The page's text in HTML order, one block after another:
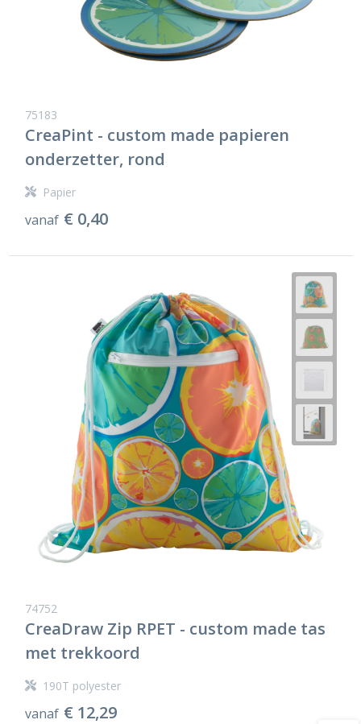
75183
CreaPint - custom made papieren
onderzetter, rond
Papier
vanaf € 0,40
74752
CreaDraw Zip RPET - custom made tas
met trekkoord
190T polyester
vanaf € 12,29